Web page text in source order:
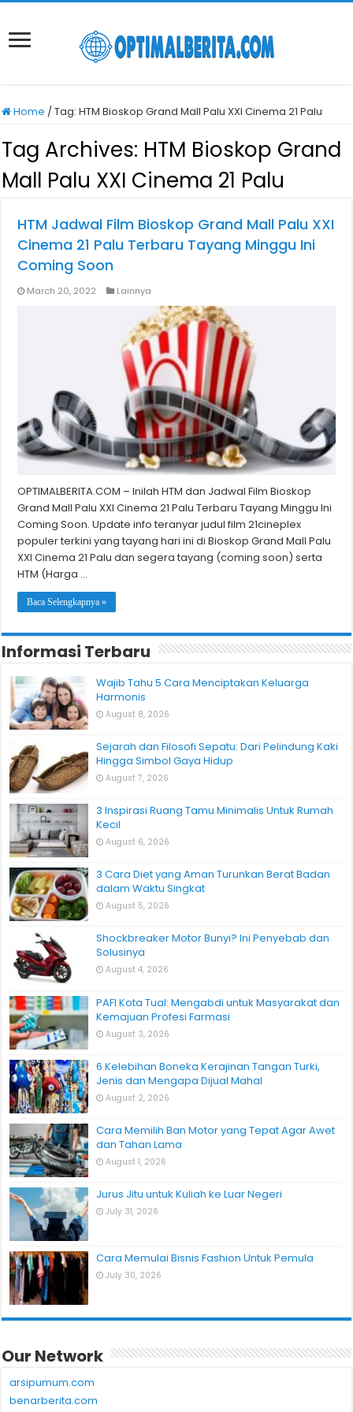
Home /Tag:HTM Bioskop Grand Mall Palu XXI Cinema 21 Palu
Tag Archives: HTM Bioskop Grand
Mall Palu XXI Cinema 21 Palu
HTM Jadwal Film Bioskop Grand Mall Palu XXI
Cinema 21 Palu Terbaru Tayang Minggu Ini
Coming Soon
March 20, 2022 Lainnya
OPTIMALBERITA.COM – Inilah HTM dan Jadwal Film Bioskop
Grand Mall Palu XXI Cinema 21 Palu Terbaru Tayang Minggu Ini
Coming Soon. Update info teranyar judul film 21cineplex
populer terkini yang tayang hari ini di Bioskop Grand Mall Palu
XXI Cinema 21 Palu dan segera tayang (coming soon) serta
HTM (Harga …
Baca Selengkapnya »
Informasi Terbaru
Wajib Tahu 5 Cara Menciptakan Keluarga
Harmonis
August 8, 2026
Sejarah dan Filosofi Sepatu: Dari Pelindung Kaki
Hingga Simbol Gaya Hidup
August 7, 2026
3 Inspirasi Ruang Tamu Minimalis Untuk Rumah
Kecil
August 6, 2026
3 Cara Diet yang Aman Turunkan Berat Badan
dalam Waktu Singkat
August 5, 2026
Shockbreaker Motor Bunyi? Ini Penyebab dan
Solusinya
August 4, 2026
PAFI Kota Tual: Mengabdi untuk Masyarakat dan
Kemajuan Profesi Farmasi
August 3, 2026
6 Kelebihan Boneka Kerajinan Tangan Turki,
Jenis dan Mengapa Dijual Mahal
August 2, 2026
Cara Memilih Ban Motor yang Tepat Agar Awet
dan Tahan Lama
August 1, 2026
Jurus Jitu untuk Kuliah ke Luar Negeri
July 31, 2026
Cara Memulai Bisnis Fashion Untuk Pemula
July 30, 2026
Our Network
arsipumum.com
benarberita.com